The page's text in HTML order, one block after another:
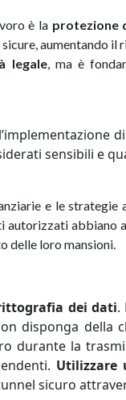
è la protezione
aumentando
legale, ma è
sensibili e
e le strategie
abbiano
delle loro mansioni.
dei dati.
disponga della
durante la
Utilizzare
sicuro